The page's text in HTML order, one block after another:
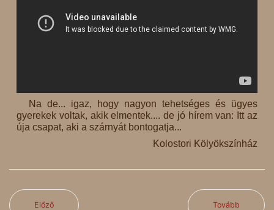
Na de... igaz, hogy nagyon tehetséges és ügyes
gyerekek voltak, akik elmentek.... de jó hírem van: Itt az
úja csapat, aki a szárnyát bontogatja...
Kolostori Kölyökszínház
Előző Tovább